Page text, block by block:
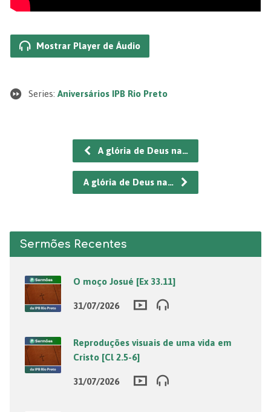
Mostrar Player de Áudio
Series: Aniversários IPB Rio Preto
A glória de Deus na…
A glória de Deus na…
Sermões Recentes
O moço Josué [Ex 33.11]
31/07/2026
Reproduções visuais de uma vida em
Cristo [Cl 2.5-6]
31/07/2026